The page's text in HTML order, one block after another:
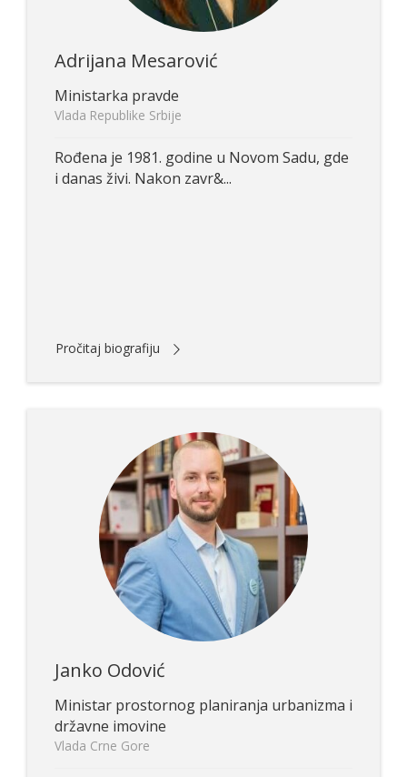
Adrijana Mesarović
Ministarka pravde
Vlada Republike Srbije
Rođena je 1981. godine u Novom Sadu, gde
i danas živi. Nakon zavr&...
Pročitaj biografiju
Janko Odović
Ministar prostornog planiranja urbanizma i
državne imovine
Vlada Crne Gore